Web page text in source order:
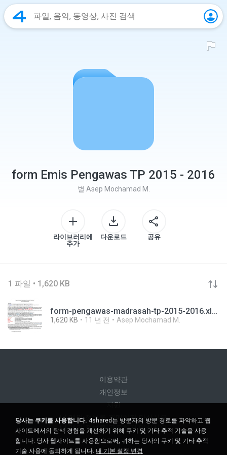
form Emis Pengawas TP 2015 - 2016
별 Asep Mochamad M.
라이브러리에
추가
다운로드 공유
1 파일 • 1,620 KB
form-pengawas-madrasah-tp-2015-2016.xlsx
1,620 KB 11 년 전 Asep Mochamad M.
이용약관
개인정보
지원
내 개인 정보를 판매하지 마십시오
내 개인 정보를 공유하지 마십시오
당사는 쿠키를 사용합니다. 4shared는 방문자의 방문 경로를 파악하고 웹
사이트에서의 탐색 경험을 개선하기 위해 쿠키 및 기타 추적 기술을 사용
합니다. 당사 웹사이트를 사용함으로써, 귀하는 당사의 쿠키 및 기타 추적
기술 사용에 동의하게 됩니다. 내 기본 설정 변경